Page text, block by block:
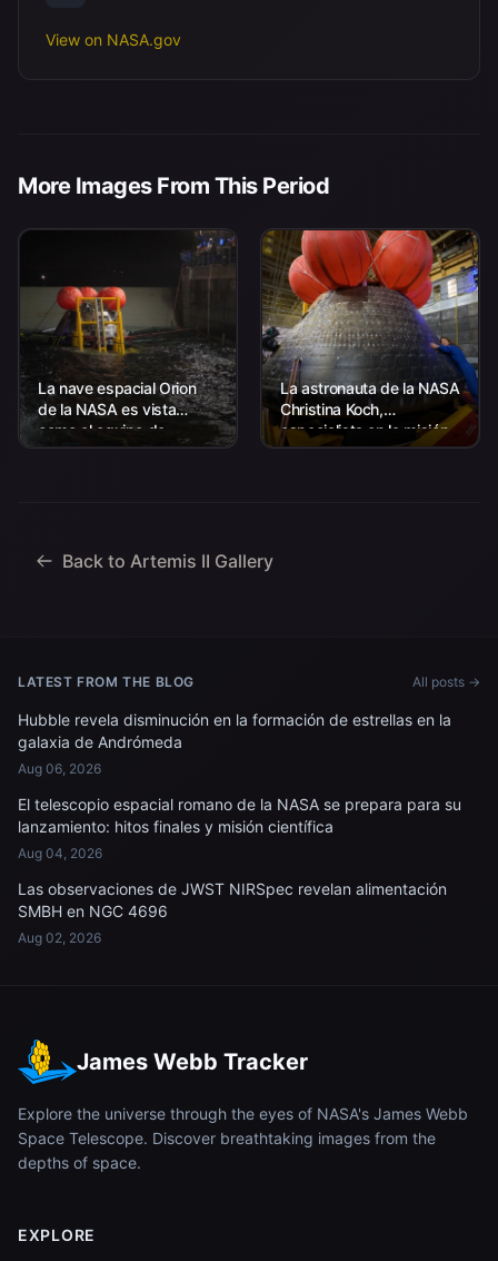
View on NASA.gov
More Images From This Period
La nave espacial Orion
de la NASA es vista
como el equipo de
Aterrizaje y Recuperación
La astronauta de la NASA
Christina Koch,
especialista en la misión
Artemis II, abraza la nave
Back to Artemis II Gallery
LATEST FROM THE BLOG All posts →
Hubble revela disminución en la formación de estrellas en la
galaxia de Andrómeda
Aug 06, 2026
El telescopio espacial romano de la NASA se prepara para su
lanzamiento: hitos finales y misión científica
Aug 04, 2026
Las observaciones de JWST NIRSpec revelan alimentación
SMBH en NGC 4696
Aug 02, 2026
James Webb Tracker
Explore the universe through the eyes of NASA's James Webb
Space Telescope. Discover breathtaking images from the
depths of space.
EXPLORE